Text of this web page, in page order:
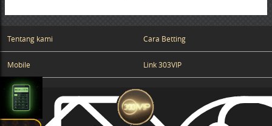
Tentang kami Cara Betting
Mobile Link 303VIP
Kalkulator Mix Parlay Zona 303Vip
Anti Blokir